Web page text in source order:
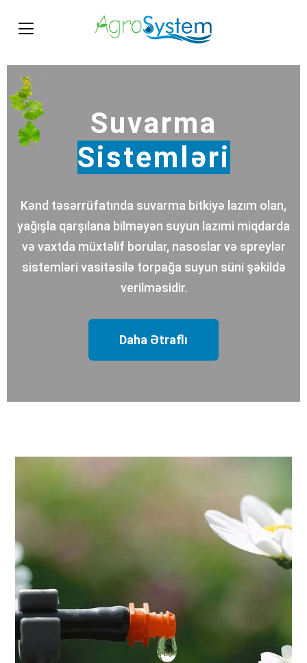
Suvarma
Sistemləri
Kənd təsərrüfatında suvarma bitkiyə lazım olan,
yağışla qarşılana bilməyən suyun lazımi miqdarda
və vaxtda müxtəlif borular, nasoslar və spreylər
sistemləri vasitəsilə torpağa suyun süni şəkildə
verilməsidir.
Daha Ətraflı